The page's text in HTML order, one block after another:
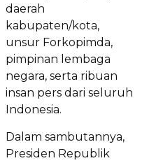
daerah
kabupaten/kota,
unsur Forkopimda,
pimpinan lembaga
negara, serta ribuan
insan pers dari seluruh
Indonesia.
Dalam sambutannya,
Presiden Republik